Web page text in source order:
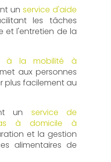
un service d'aide
les tâches
et l'entretien de la
à la mobilité à
aux personnes
plus facilement au
un service de
à domicile à
et la gestion
alimentaires de